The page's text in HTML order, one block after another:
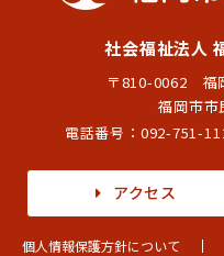
社会福祉法人
〒810-0062 福
福岡市市
電話番号： 092-751-
アクセス
個人情報保護方針について